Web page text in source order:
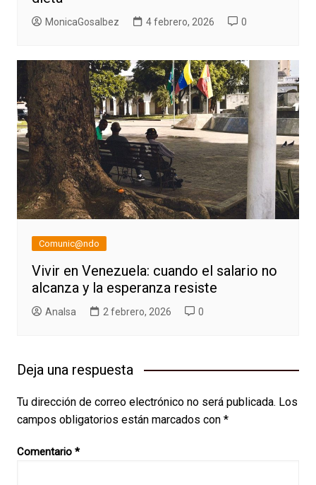
MonicaGosalbez 4 febrero, 2026 0
Comunic@ndo
Vivir en Venezuela: cuando el salario no
alcanza y la esperanza resiste
AnaIsa 2 febrero, 2026 0
Deja una respuesta
Tu dirección de correo electrónico no será publicada. Los
campos obligatorios están marcados con *
Comentario *